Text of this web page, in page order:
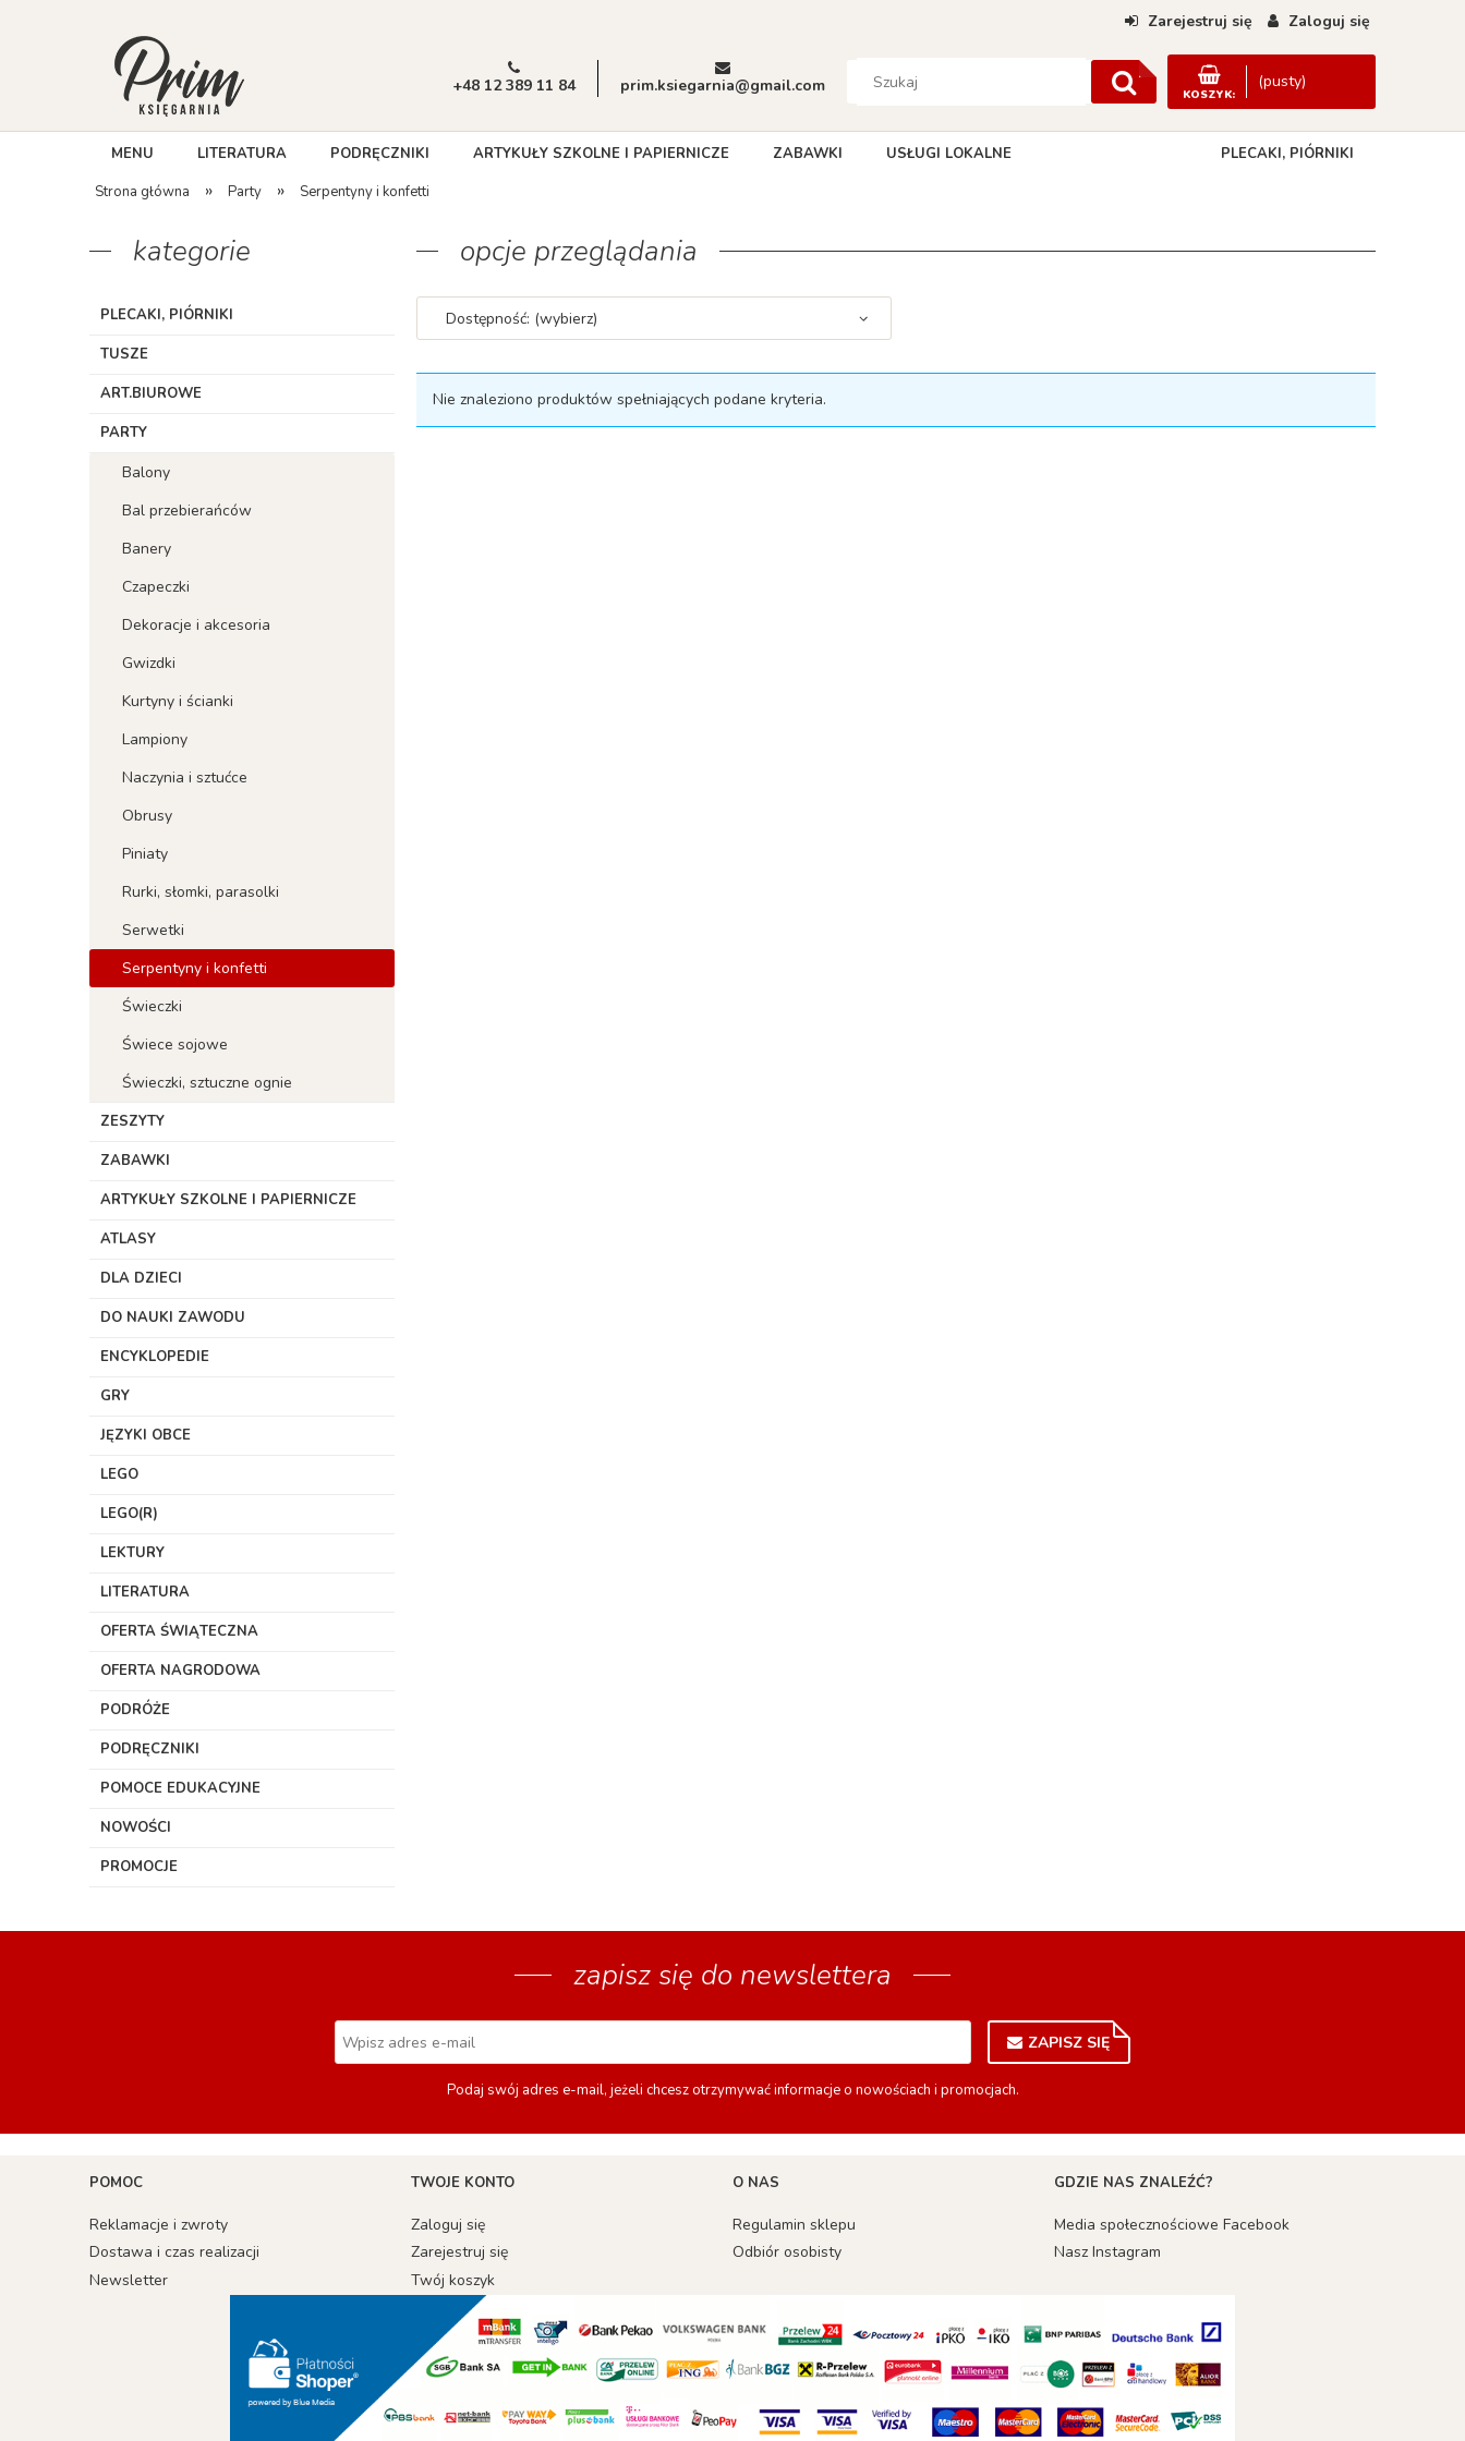
Zarejestruj się Zaloguj się
KOSZYK:
(pusty)
+48 12 389 11 84 prim.ksiegarnia@gmail.com
MENU LITERATURA PODRĘCZNIKI ARTYKUŁY SZKOLNE I PAPIERNICZE PLECAKI, PIÓRNIKI
ZABAWKI USŁUGI LOKALNE
Strona główna » Party » Serpentyny i konfetti
kategorie
PLECAKI, PIÓRNIKI
TUSZE
ART.BIUROWE
PARTY
Balony
Bal przebierańców
Banery
Czapeczki
Dekoracje i akcesoria
Gwizdki
Kurtyny i ścianki
Lampiony
Naczynia i sztućce
Obrusy
Piniaty
Rurki, słomki, parasolki
Serwetki
Serpentyny i konfetti
Świeczki
Świece sojowe
Świeczki, sztuczne ognie
ZESZYTY
ZABAWKI
ARTYKUŁY SZKOLNE I PAPIERNICZE
ATLASY
DLA DZIECI
DO NAUKI ZAWODU
ENCYKLOPEDIE
GRY
JĘZYKI OBCE
LEGO
LEGO(R)
LEKTURY
LITERATURA
OFERTA ŚWIĄTECZNA
OFERTA NAGRODOWA
PODRÓŻE
PODRĘCZNIKI
POMOCE EDUKACYJNE
NOWOŚCI
PROMOCJE
opcje przeglądania
Dostępność: (wybierz)
Nie znaleziono produktów spełniających podane kryteria.
zapisz się do newslettera
Podaj swój adres e-mail, jeżeli chcesz otrzymywać informacje o nowościach i promocjach.
ZAPISZ SIĘ
POMOC
Reklamacje i zwroty
Dostawa i czas realizacji
Newsletter
TWOJE KONTO
Zaloguj się
Zarejestruj się
Twój koszyk
O NAS
Regulamin sklepu
Odbiór osobisty
GDZIE NAS ZNALEŹĆ?
Media społecznościowe Facebook
Nasz Instagram